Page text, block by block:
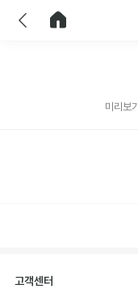
미리보기
고객센터